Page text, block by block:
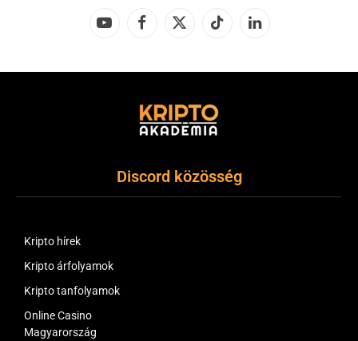
YouTubeFacebook
X
TikTok LinkedIn
Discord közösség
Kripto hírek
Kripto árfolyamok
Kripto tanfolyamok
Online Casino
Magyarország